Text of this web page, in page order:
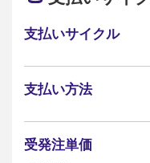
支払いサイクル
支払い方法
受発注単価